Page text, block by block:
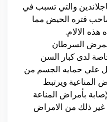
والتي تسبب في
فتره الحيض مما
الالام.
بمرض السرطان
لدى كبار السن
علي حمايه الجسم من
المناعية ويرتبط
بأمراض المناعة
غير ذلك من الامراض